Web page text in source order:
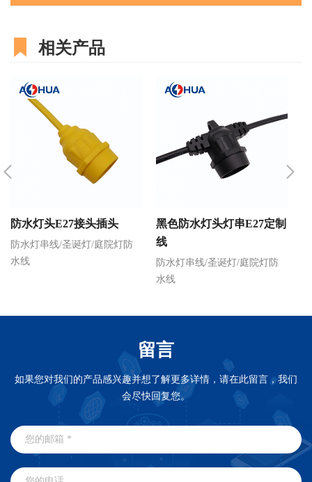
相关产品
防水灯头E27接头插头
防水灯串线/圣诞灯/庭院灯防
水线
黑色防水灯头灯串E27定制
线
防水灯串线/圣诞灯/庭院灯防
水线
留言
如果您对我们的产品感兴趣并想了解更多详情，请在此留言，我们
会尽快回复您。